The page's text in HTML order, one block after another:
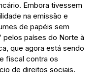
Embora tivessem
na emissão e
de papéis sem
pelos países do Norte à
que agora está sendo
fiscal contra os
de direitos sociais.